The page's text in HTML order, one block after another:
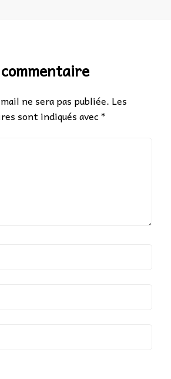
ne sera pas publiée. Les
sont indiqués avec*